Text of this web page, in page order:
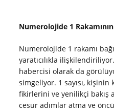
Numerolojide 1
Numerolojide 1 rakamı
yaratıcılıkla
habercisi olarak da
simgeliyor. 1 sayısı,
fikirlerini ve yenilikçi bakış
cesur adımlar atma ve